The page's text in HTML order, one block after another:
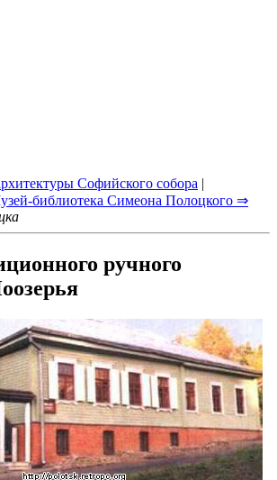
Софийского собора |
библиотека Симеона Полоцкого ⇒
ручного